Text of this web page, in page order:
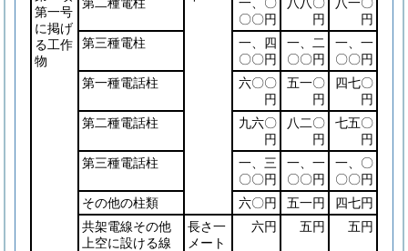
第一号
に掲げ
る工作
物
〇〇円
円
円
第三種電柱
一、四
〇〇円
一、二
〇〇円
一、一
〇〇円
第一種電話柱
六〇〇
円
五一〇
円
四七〇
円
第二種電話柱
九六〇
円
八二〇
円
七五〇
円
第三種電話柱
一、三
〇〇円
一、一
〇〇円
一、〇
〇〇円
その他の柱類
六〇円 五一円
四七円
共架電線その他
上空に設ける線
長さ一
メート
六円 五円 五円